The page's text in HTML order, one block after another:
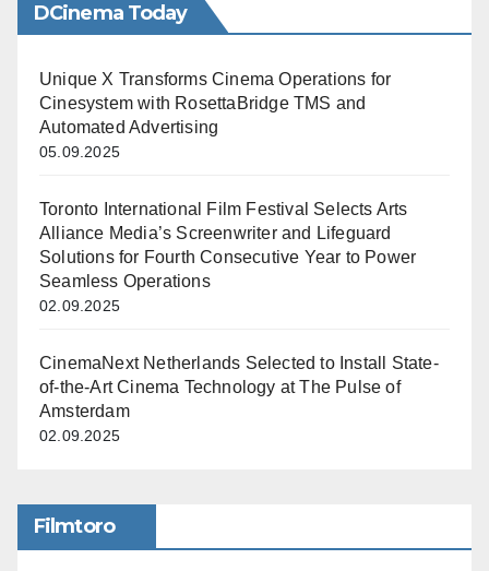
DCinema Today
Unique X Transforms Cinema Operations for
Cinesystem with RosettaBridge TMS and
Automated Advertising
05.09.2025
Toronto International Film Festival Selects Arts
Alliance Media’s Screenwriter and Lifeguard
Solutions for Fourth Consecutive Year to Power
Seamless Operations
02.09.2025
CinemaNext Netherlands Selected to Install State-
of-the-Art Cinema Technology at The Pulse of
Amsterdam
02.09.2025
Filmtoro